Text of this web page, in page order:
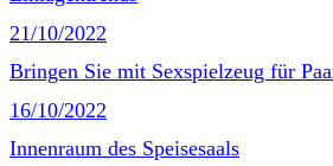
21/10/2022
Bringen Sie mit Sexspielzeug für
16/10/2022
Innenraum des Speisesaals